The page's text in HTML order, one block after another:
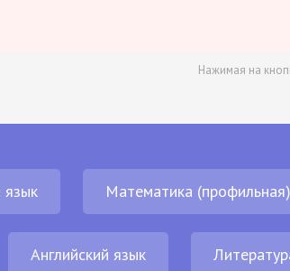
Нажимая на
язык Математика (профильная)
Английский язык